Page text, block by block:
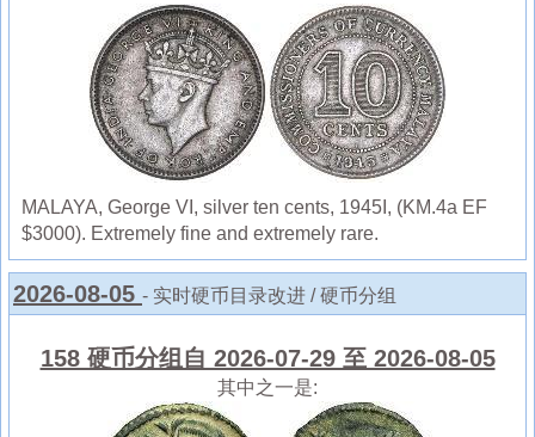
MALAYA, George VI, silver ten cents, 1945I, (KM.4a EF
$3000). Extremely fine and extremely rare.
2026-08-05 - 实时硬币目录改进 / 硬币分组
158 硬币分组自 2026-07-29 至 2026-08-05
其中之一是: